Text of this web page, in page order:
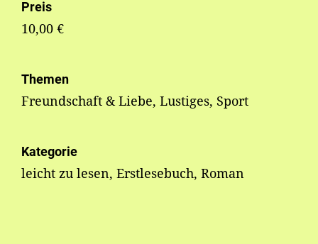
Preis
10,00 €
Themen
Freundschaft & Liebe, Lustiges, Sport
Kategorie
leicht zu lesen, Erstlesebuch, Roman